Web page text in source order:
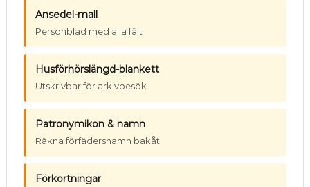
Ansedel-mall
Personblad med alla fält
Husförhörslängd-blankett
Utskrivbar för arkivbesök
Patronymikon & namn
Räkna förfädersnamn bakåt
Förkortningar